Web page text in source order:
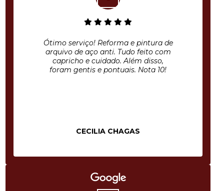
Ótimo serviço! Reforma e pintura de
arquivo de aço anti. Tudo feito com
capricho e cuidado. Além disso,
foram gentis e pontuais. Nota 10!
CECILIA CHAGAS